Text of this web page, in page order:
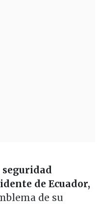
de Ecuador,
de su